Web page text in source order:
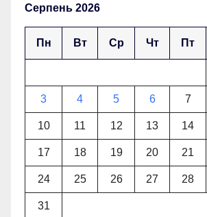
Серпень 2026
Пн Вт Ср Чт Пт
3 4 5 6 7
10 11 12 13 14
17 18 19 20 21
24 25 26 27 28
31